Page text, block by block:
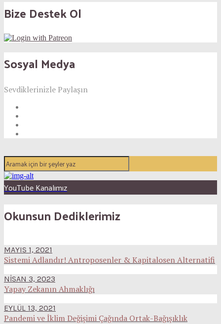
Bize Destek Ol
Sosyal Medya
Sevdiklerinizle Paylaşın
YouTube Kanalımız
Okunsun Dediklerimiz
MAYIS 1, 2021
Sistemi Adlandır! Antroposenler & Kapitalosen Alternatifi
NISAN 3, 2023
Yapay Zekanın Ahmaklığı
EYLÜL 13, 2021
Pandemi ve İklim Değişimi Çağında Ortak-Bağışıklık